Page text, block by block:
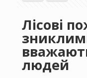
Лісові
людей